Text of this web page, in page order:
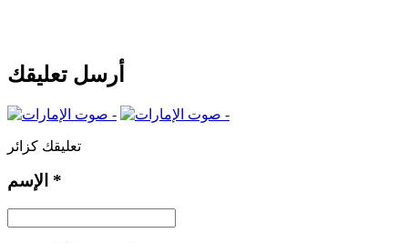
أرسل تعليقك
تعليقك كزائر
*